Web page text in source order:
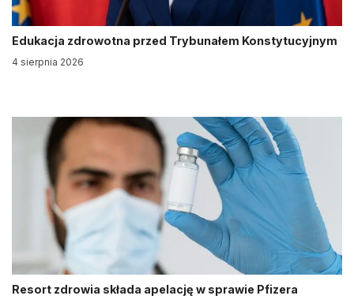
Edukacja zdrowotna przed Trybunałem Konstytucyjnym
4 sierpnia 2026
Resort zdrowia składa apelację w sprawie Pfizera